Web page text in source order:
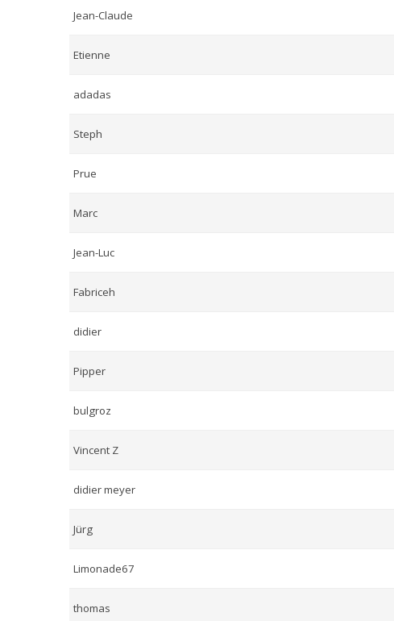
Jean-Claude
Etienne
adadas
Steph
Prue
Marc
Jean-Luc
Fabriceh
didier
Pipper
bulgroz
Vincent Z
didier meyer
Jürg
Limonade67
thomas